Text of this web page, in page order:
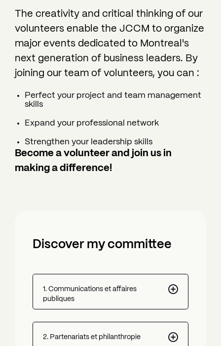
The creativity and critical thinking of our
volunteers enable the JCCM to organize
major events dedicated to Montreal's
next generation of business leaders. By
joining our team of volunteers, you can :
Perfect your project and team management
skills
Expand your professional network
Strengthen your leadership skills
Become a volunteer and join us in
making a difference!
Discover my committee
1. Communications et affaires
publiques
publiques a pour mission de renforcer la
voix et la visibilité de la JCCM dans
l'espace public et médiatique. Ce comité
2. Partenariats et philanthropie